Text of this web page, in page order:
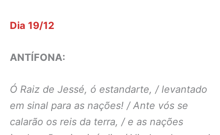
Dia 19/12
ANTÍFONA:
Ó Raiz de Jessé, ó estandarte, / levantado
em sinal para as nações! / Ante vós se
calarão os reis da terra, / e as nações